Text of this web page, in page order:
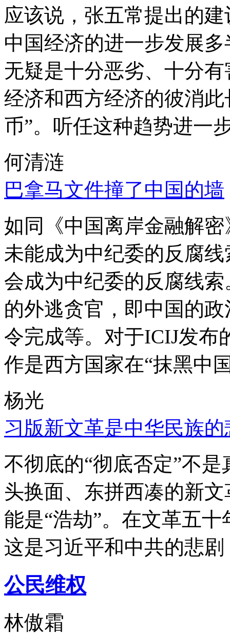
应该说，张五常提出的
中国经济的进一步发展
无疑是十分恶劣、十分
经济和西方经济的彼消
币”。听任这种趋势进一
何清涟
巴拿马文件撞了中国的墙
如同《中国离岸金融解
未能成为中纪委的反腐
会成为中纪委的反腐线
的外逃贪官，即中国的
令完成等。对于ICIJ发布
作是西方国家在“抹黑中
杨光
习版新文革是中华民族的
不彻底的“彻底否定”不
头换面、东拼西凑的新
能是“浩劫”。在文革五
这是习近平和中共的悲
公民维权
林傲霜